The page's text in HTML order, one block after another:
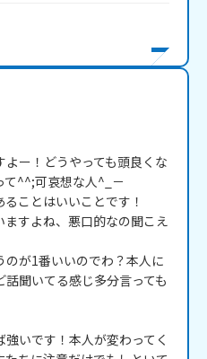
ー！どうやっても頭良くな
て^^;可哀想な人^_－
ことはいいことです！
すよね、悪口的なの聞こえ
が1番いいのでわ？本人に
聞いてる感じ多分言っても
いです！本人が変わってく